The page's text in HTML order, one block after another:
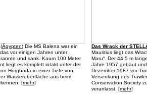
(Ägypten) Die MS Balena war ein
vor einigen Jahren unter
und sank. Kaum 100 Meter
liegt es komplett intakt unter der
Hurghada in einer Tiefe von
Wasseroberfläche aus beim
[mehr]
Das Wrack der
Mauritius liegt das
Maru“. Der 44,5 m
Jahre 1957 gebaut
Dezember 1987 vor
Versenkung des
Conservation Society
veranlasst. [mehr]